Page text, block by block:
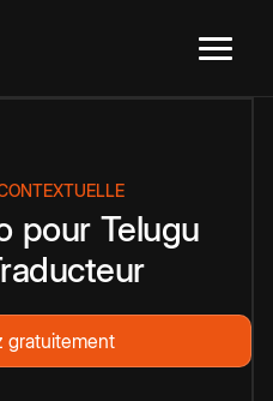
pour Telugu
gratuitement